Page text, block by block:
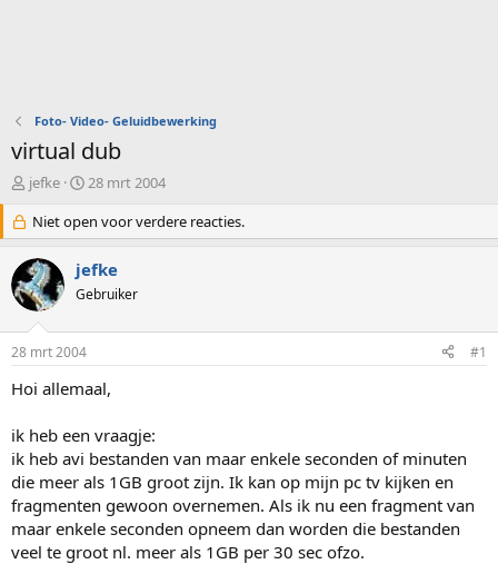
Foto- Video- Geluidbewerking
virtual dub
O
d
e
r
w
e
s
t
a
t
e
r
jefke
S
a
r
d
a
m
28 mrt 2004
Niet open voor verdere reacties.
jefke
Gebruiker
28 mrt 2004 #1
Hoi allemaal,
ik heb een vraagje:
ik heb avi bestanden van maar enkele seconden of minuten
die meer als 1GB groot zijn. Ik kan op mijn pc tv kijken en
fragmenten gewoon overnemen. Als ik nu een fragment van
maar enkele seconden opneem dan worden die bestanden
veel te groot nl. meer als 1GB per 30 sec ofzo.